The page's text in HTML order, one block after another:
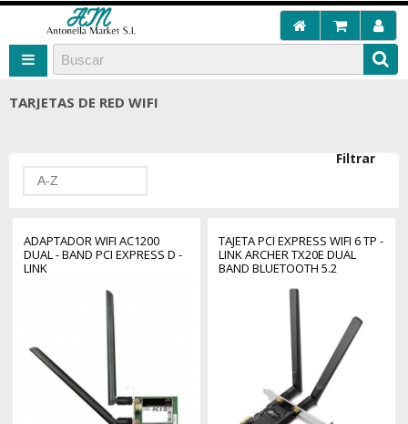
TARJETAS DE RED WIFI
Filtrar
A-Z
ADAPTADOR WIFI AC1200
DUAL - BAND PCI EXPRESS D -
LINK
TAJETA PCI EXPRESS WIFI 6 TP -
LINK ARCHER TX20E DUAL
BAND BLUETOOTH 5.2